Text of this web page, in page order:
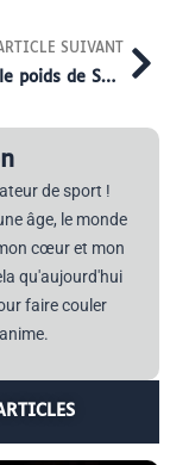
SUIVANT
Quel est le poids de Shaquille O’Neal ?
de sport !
âge, le monde
cœur et mon
qu'aujourd'hui
faire couler